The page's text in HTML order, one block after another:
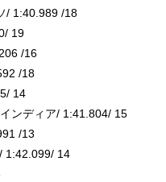
/ 1:40.989 /18
19
/16
/18
14
ンディア/ 1:41.804/ 15
/13
1:42.099/ 14